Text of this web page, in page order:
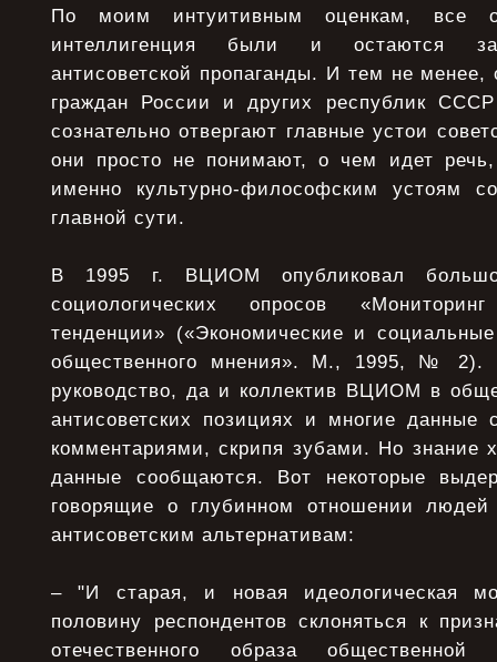
По моим интуитивным оценкам, все
интеллигенция были и остаются
антисоветской пропаганды. И тем не
граждан России и других республик
сознательно отвергают главные устои
они просто не понимают, о чем идет
именно культурно-философским устоям
главной сути.
В 1995 г. ВЦИОМ опубликовал
социологических опросов
тенденции» («Экономические и
общественного мнения». М., 1995, № 2).
руководство, да и коллектив ВЦИОМ в
антисоветских позициях и многие
комментариями, скрипя зубами. Но знание
данные сообщаются. Вот некоторые
говорящие о глубинном отношении
антисоветским альтернативам:
– "И старая, и новая идеологическая
половину респондентов склоняться к
отечественного образа